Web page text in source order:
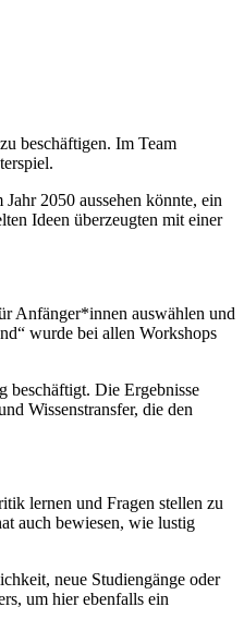
beschäftigen. Im Team
2050 aussehen könnte, ein
Ideen überzeugten mit einer
Anfänger*innen auswählen und
wurde bei allen Workshops
beschäftigt. Die Ergebnisse
Wissenstransfer, die den
lernen und Fragen stellen zu
auch bewiesen, wie lustig
neue Studiengänge oder
um hier ebenfalls ein